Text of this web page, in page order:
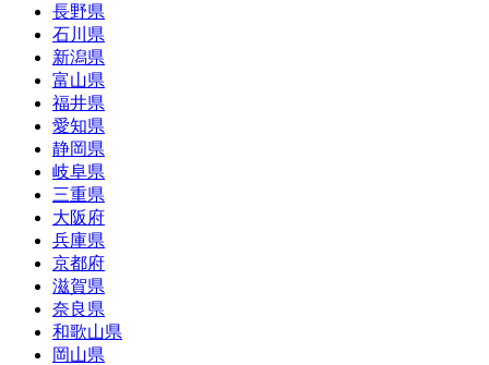
長野県
石川県
新潟県
富山県
福井県
愛知県
静岡県
岐阜県
三重県
大阪府
兵庫県
京都府
滋賀県
奈良県
和歌山県
岡山県